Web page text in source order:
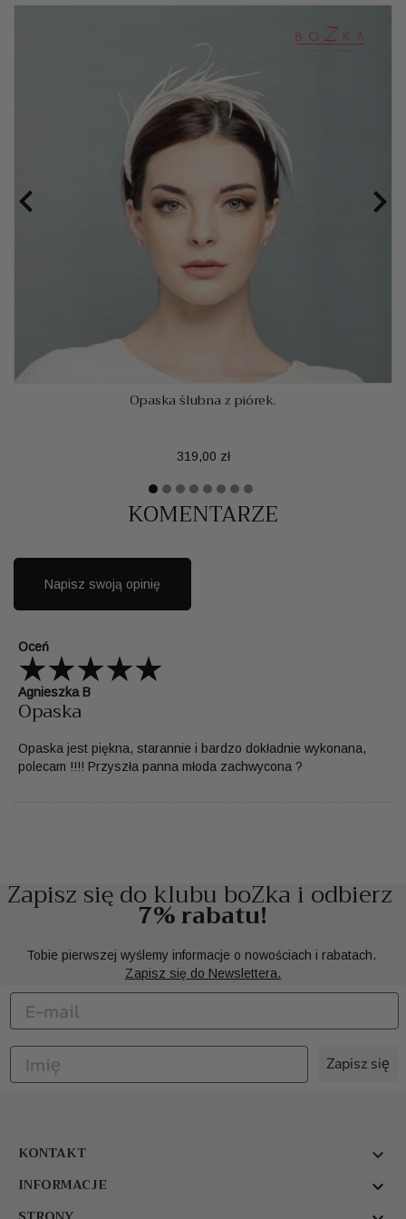
Opaska ślubna z piórek.
Cena
319,00 zł
 
KOMENTARZE
Napisz swoją opinię
Oceń
Agnieszka B
Opaska
Opaska jest piękna, starannie i bardzo dokładnie wykonana,
polecam !!!! Przyszła panna młoda zachwycona ?
Zapisz się do klubu boZka i odbierz
7% rabatu!
Tobie pierwszej wyślemy informacje o nowościach i rabatach.
Zapisz się do Newslettera.
Zapisz się
KONTAKT

INFORMACJE
